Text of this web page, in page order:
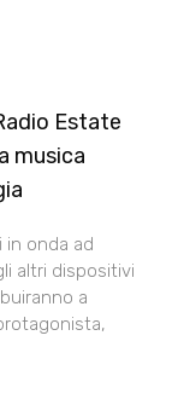
Estate
musica
onda ad
altri dispositivi
a